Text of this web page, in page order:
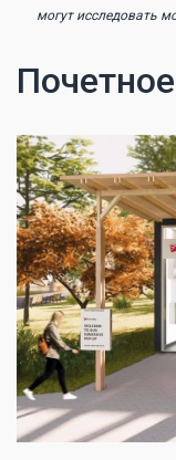
могут исследовать